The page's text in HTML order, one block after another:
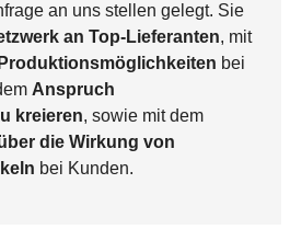
an uns stellen gelegt. Sie
an Top-Lieferanten, mit
bei
Anspruch
kreieren, sowie mit dem
die Wirkung von
bei Kunden.